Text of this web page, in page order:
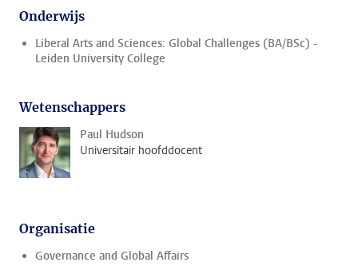
Onderwijs
Liberal Arts and Sciences: Global Challenges (BA/BSc) -
Leiden University College
Wetenschappers
Paul Hudson
Universitair hoofddocent
Organisatie
Governance and Global Affairs